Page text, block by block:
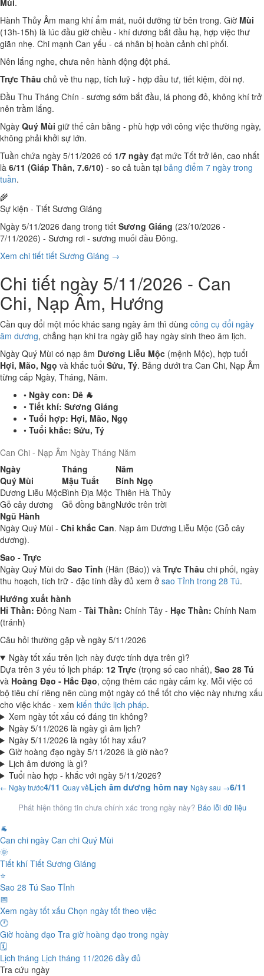
Mùi.
Hành Thủy Âm mang khí ẩm mát, nuôi dưỡng từ bên trong. Giờ Mùi
(13h-15h) là lúc đầu giờ chiều - khí dương bắt đầu hạ, hợp việc thư
giãn nhẹ. Chi mạnh Can yếu - cá nhân bị hoàn cảnh chi phối.
Nên lắng nghe, chưa nên hành động đột phá.
Trực Thâu chủ về thu nạp, tích luỹ - hợp đầu tư, tiết kiệm, đòi nợ.
Đầu Thu Tháng Chín - sương sớm bắt đầu, lá phong đỏ, không khí trở
nên trầm lắng.
Ngày Quý Mùi giữ thế cân bằng - phù hợp với công việc thường ngày,
không phải khởi sự lớn.
Tuần chứa ngày 5/11/2026 có 1/7 ngày đạt mức Tốt trở lên, cao nhất
là 6/11 (Giáp Thân, 7.6/10) - so cả tuần tại bảng điểm 7 ngày trong
tuần.
🌾
Sự kiện - Tiết Sương Giáng
Ngày 5/11/2026 đang trong tiết Sương Giáng (23/10/2026 -
7/11/2026) - Sương rơi - sương muối đầu Đông.
Xem chi tiết tiết Sương Giáng →
Chi tiết ngày 5/11/2026 - Can
Chi, Nạp Âm, Hướng
Cần quy đổi một mốc khác sang ngày âm thì dùng công cụ đổi ngày
âm dương, chẳng hạn khi tra ngày giỗ hay ngày sinh theo âm lịch.
Ngày Quý Mùi có nạp âm Dương Liễu Mộc (mệnh Mộc), hợp tuổi
Hợi, Mão, Ngọ và khắc tuổi Sửu, Tý. Bảng dưới tra Can Chi, Nạp Âm
từng cấp Ngày, Tháng, Năm.
• Ngày con: Dê 🐐
• Tiết khí: Sương Giáng
• Tuổi hợp: Hợi, Mão, Ngọ
• Tuổi khắc: Sửu, Tý
Can Chi - Nạp Âm Ngày Tháng Năm
Ngày
Tháng
Năm
Quý Mùi
Mậu Tuất
Bính Ngọ
Dương Liễu MộcBình Địa Mộc Thiên Hà Thủy
Gỗ cây dương
Gỗ đồng bằngNước trên trời
Ngũ Hành
Ngày Quý Mùi - Chi khắc Can. Nạp âm Dương Liễu Mộc (Gỗ cây
dương).
Sao - Trực
Ngày Quý Mùi do Sao Tỉnh (Hãn (Báo)) và Trực Thâu chi phối, ngày
thu hoạch, tích trữ - đặc tính đầy đủ xem ở sao Tỉnh trong 28 Tú.
Hướng xuất hành
Hỉ Thần: Đông Nam - Tài Thần: Chính Tây - Hạc Thần: Chính Nam
(tránh)
Câu hỏi thường gặp về ngày 5/11/2026
Ngày tốt xấu trên lịch này được tính dựa trên gì?
Dựa trên 3 yếu tố lịch pháp: 12 Trực (trọng số cao nhất), Sao 28 Tú
và Hoàng Đạo - Hắc Đạo, cộng thêm các ngày cấm kỵ. Mỗi việc có
bộ tiêu chí riêng nên cùng một ngày có thể tốt cho việc này nhưng xấu
cho việc khác - xem kiến thức lịch pháp.
Xem ngày tốt xấu có đáng tin không?
Ngày 5/11/2026 là ngày gì âm lịch?
Ngày 5/11/2026 là ngày tốt hay xấu?
Giờ hoàng đạo ngày 5/11/2026 là giờ nào?
Lịch âm dương là gì?
Tuổi nào hợp - khắc với ngày 5/11/2026?
← Ngày trước4/11 Quay vềLịch âm dương hôm nay Ngày sau →6/11
Phát hiện thông tin chưa chính xác trong ngày này? Báo lỗi dữ liệu
🐐
Can chi ngày Can chi Quý Mùi
🌞
Tiết khí Tiết Sương Giáng
⭐
Sao 28 Tú Sao Tỉnh
📅
Xem ngày tốt xấu Chọn ngày tốt theo việc
🕐
Giờ hoàng đạo Tra giờ hoàng đạo trong ngày
🗓️
Lịch tháng Lịch tháng 11/2026 đầy đủ
Tra cứu ngày